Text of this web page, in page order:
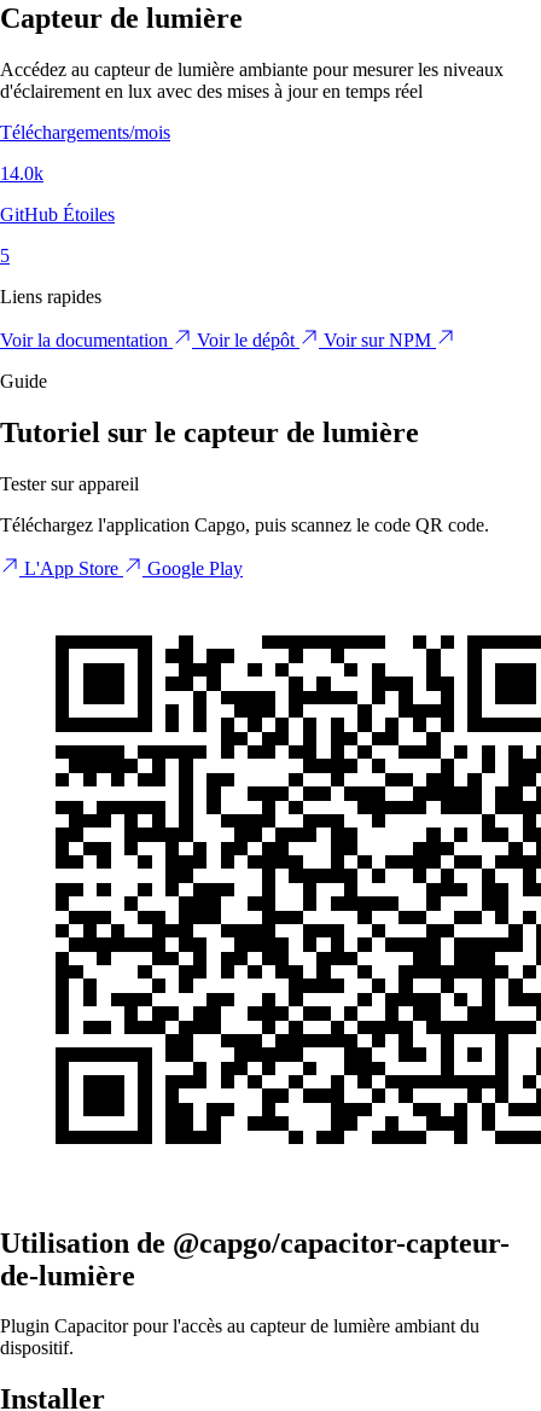
Capteur de lumière
Accédez au capteur de lumière ambiante pour mesurer les niveaux
d'éclairement en lux avec des mises à jour en temps réel
Téléchargements/mois
14.0k
GitHub Étoiles
5
Liens rapides
Voir la documentation Voir le dépôt
Voir sur NPM
Guide
Tutoriel sur le capteur de lumière
Tester sur appareil
Téléchargez l'application Capgo, puis scannez le code QR code.
L'App Store Google Play
Utilisation de @capgo/capacitor-capteur-
de-lumière
Plugin Capacitor pour l'accès au capteur de lumière ambiant du
dispositif.
Installer